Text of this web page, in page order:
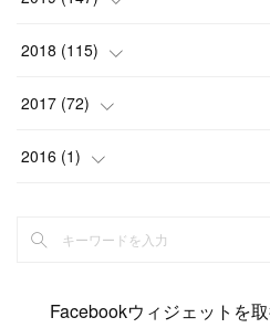
(8)
(7)
( 14)
(10)
( 11)
(15
(13)
( 9)
(19
(15
(15)
( 14)
(19
(18
)
12
( 14)
(17
(22
)
(13)
2018 (115)
(8)
(17)
(17)
2017 (72)
(16)
(8)
2016 (1)
Facebookウィジェットを